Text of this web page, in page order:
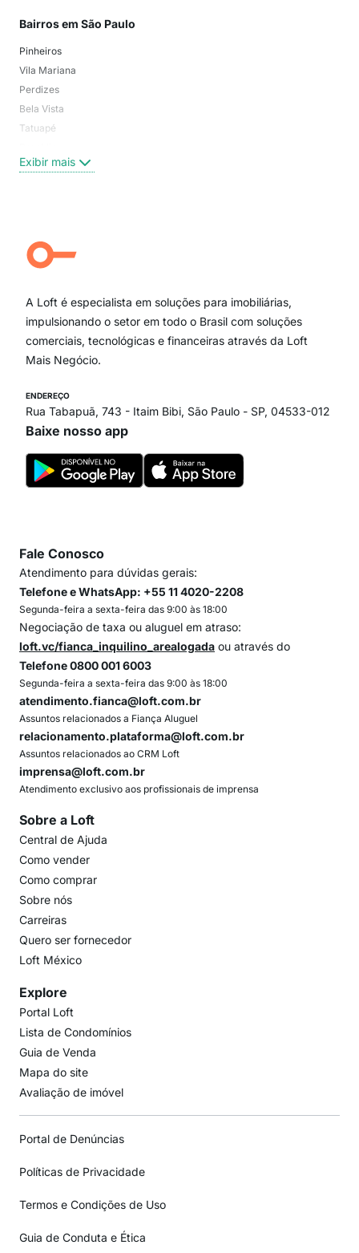
Bairros em São Paulo
Pinheiros
Vila Mariana
Perdizes
Bela Vista
Tatuapé
Centro
Campo Belo
Ipiranga
Paraíso
Itaim Bibi
Exibir mais
A Loft é especialista em soluções para imobiliárias,
impulsionando o setor em todo o Brasil com soluções
comerciais, tecnológicas e financeiras através da Loft
Mais Negócio.
ENDEREÇO
Rua Tabapuã, 743 - Itaim Bibi, São Paulo - SP, 04533-012
Baixe nosso app
Fale Conosco
Atendimento para dúvidas gerais:
Telefone e WhatsApp: +55 11 4020-2208
Segunda-feira a sexta-feira das 9:00 às 18:00
Negociação de taxa ou aluguel em atraso:
loft.vc/fianca_inquilino_arealogada ou através do
Telefone 0800 001 6003
Segunda-feira a sexta-feira das 9:00 às 18:00
atendimento.fianca@loft.com.br
Assuntos relacionados a Fiança Aluguel
relacionamento.plataforma@loft.com.br
Assuntos relacionados ao CRM Loft
imprensa@loft.com.br
Atendimento exclusivo aos profissionais de imprensa
Sobre a Loft
Central de Ajuda
Como vender
Como comprar
Sobre nós
Carreiras
Quero ser fornecedor
Loft México
Explore
Portal Loft
Lista de Condomínios
Guia de Venda
Mapa do site
Avaliação de imóvel
Portal de Denúncias
Políticas de Privacidade
Termos e Condições de Uso
Guia de Conduta e Ética